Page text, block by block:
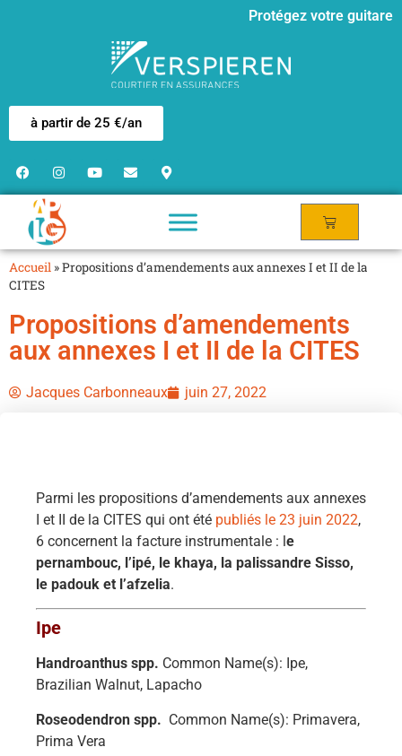
Protégez votre guitare
à partir de 25 €/an
Accueil »Propositions d’amendements aux annexes I et II de la
CITES
Propositions d’amendements
aux annexes I et II de la CITES
Jacques Carbonneaux juin 27, 2022
Parmi les propositions d’amendements aux annexes
I et II de la CITES qui ont été publiés le 23 juin 2022,
6 concernent la facture instrumentale : le
pernambouc, l’ipé, le khaya, la palissandre Sisso,
le padouk et l’afzelia.
Ipe
Handroanthus spp. Common Name(s): Ipe,
Brazilian Walnut, Lapacho
Roseodendron spp. Common Name(s): Primavera,
Prima Vera